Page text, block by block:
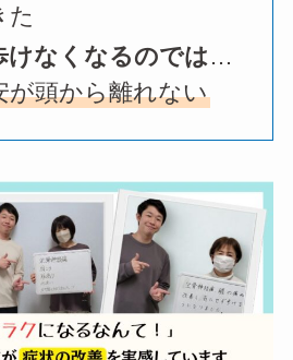
た
けなくなるのでは…
が頭から離れない